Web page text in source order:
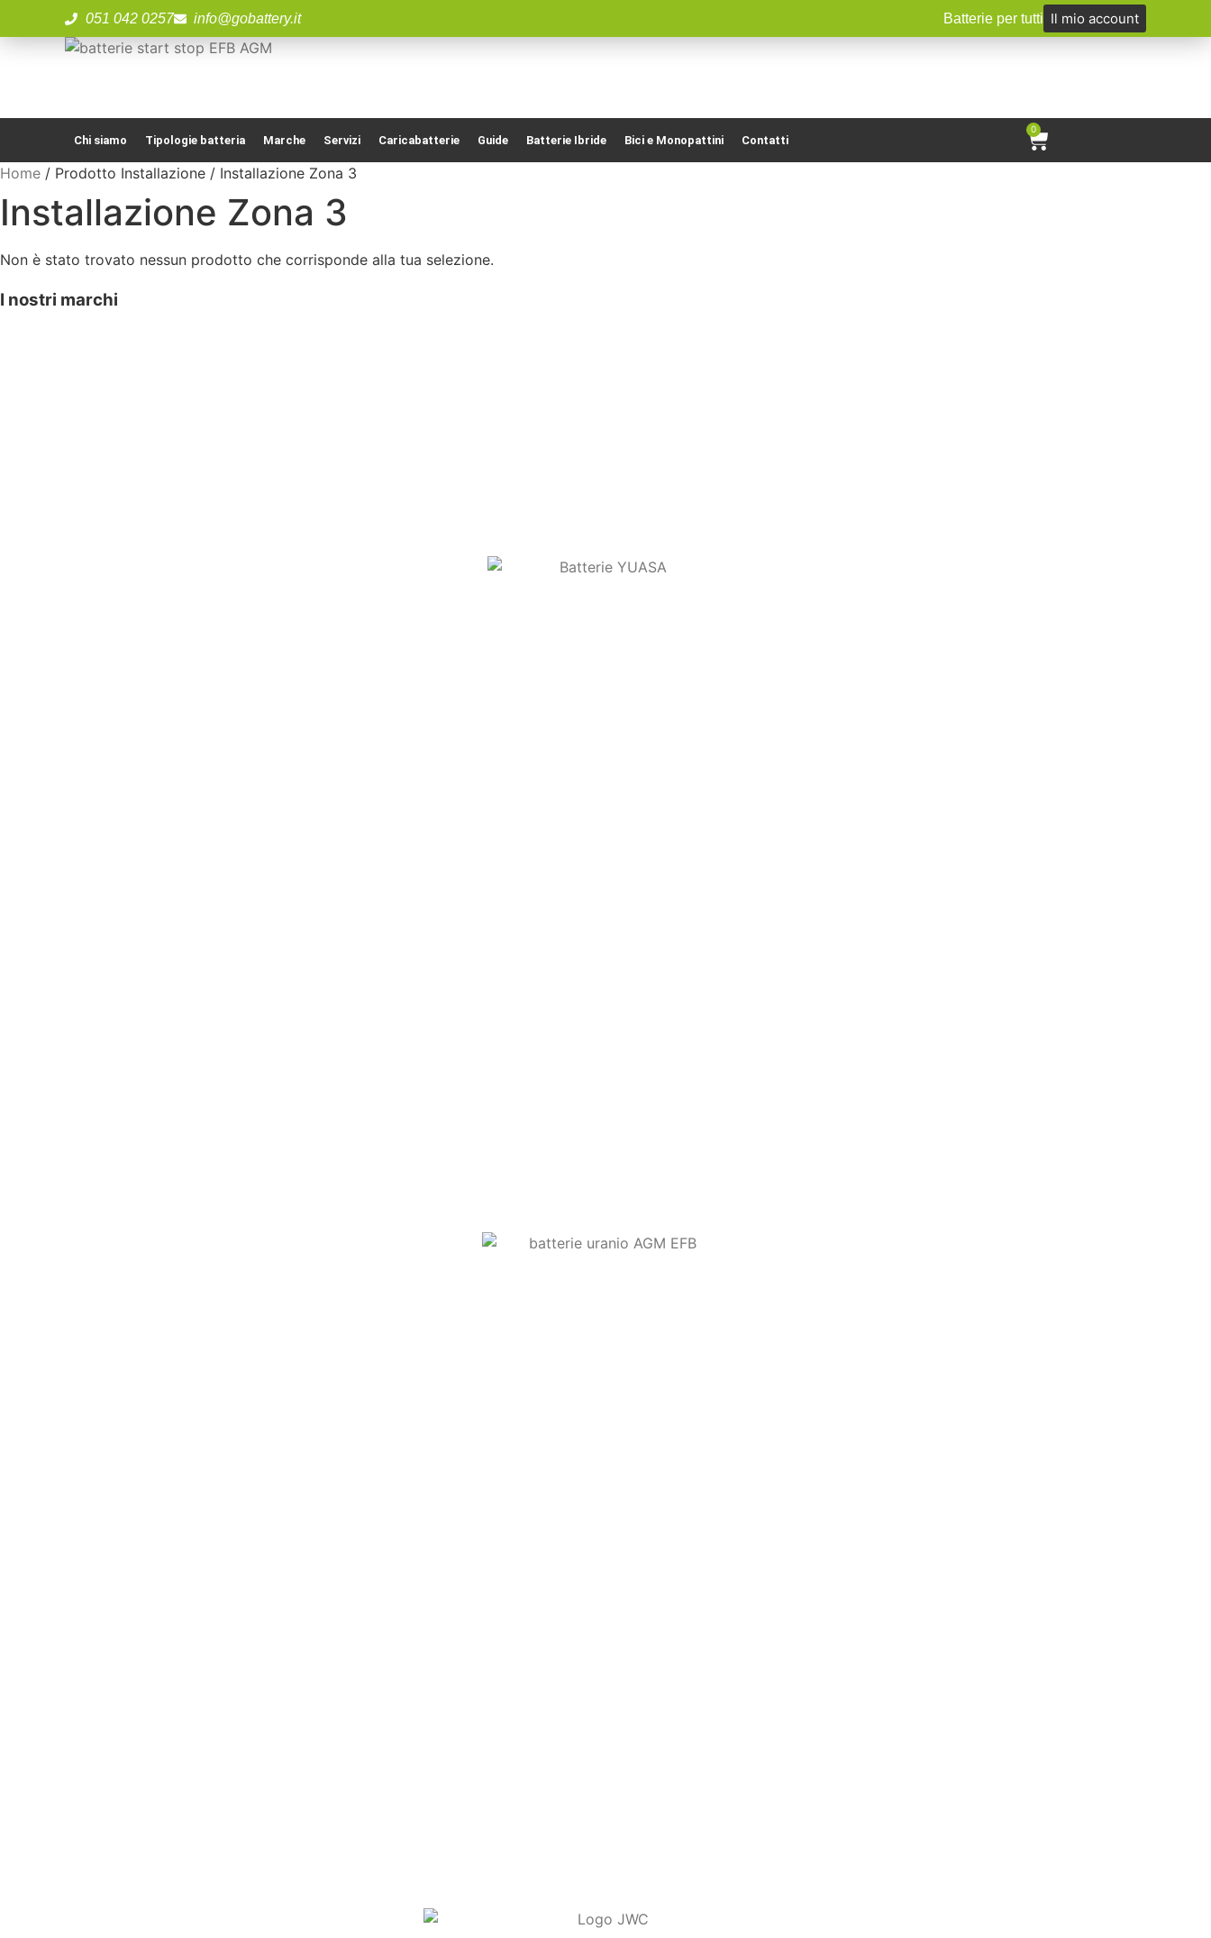
051 042 0257 info@gobattery.it Batterie per tutti Il mio account
Chi siamo Tipologie batteria Marche Servizi Caricabatterie Guide Batterie Ibride Bici e Monopattini Contatti
0
Home / Prodotto Installazione / Installazione Zona 3
Installazione Zona 3
Non è stato trovato nessun prodotto che corrisponde alla tua selezione.
I nostri marchi